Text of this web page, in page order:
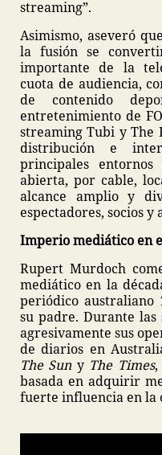
streaming”.
Asimismo, aseveró
la fusión se
importante de la
cuota de audiencia,
de contenido
entretenimiento de
streaming Tubi y The
distribución e
principales entornos
abierta, por cable,
alcance amplio y
espectadores, socios y
Imperio mediático en
Rupert Murdoch
mediático en la
periódico australiano
su padre. Durante las
agresivamente sus
de diarios en
The Suny The Times,
basada en adquirir
fuerte influencia en la